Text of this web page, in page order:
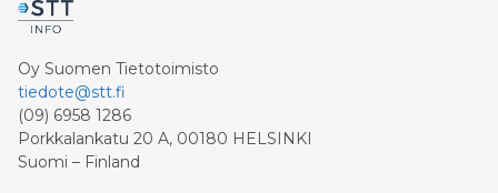
Oy Suomen Tietotoimisto
tiedote@stt.fi
(09) 6958 1286
Porkkalankatu 20 A, 00180 HELSINKI
Suomi – Finland